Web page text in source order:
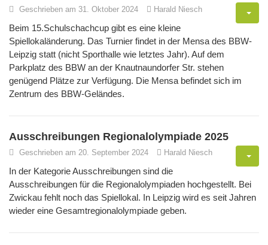
Geschrieben am 31. Oktober 2024 Harald Niesch
Beim 15.Schulschachcup gibt es eine kleine
Spiellokaländerung. Das Turnier findet in der Mensa des BBW-
Leipzig statt (nicht Sporthalle wie letztes Jahr). Auf dem
Parkplatz des BBW an der Knautnaundorfer Str. stehen
genügend Plätze zur Verfügung. Die Mensa befindet sich im
Zentrum des BBW-Geländes.
Ausschreibungen Regionalolympiade 2025
Geschrieben am 20. September 2024 Harald Niesch
In der Kategorie Ausschreibungen sind die
Ausschreibungen für die Regionalolympiaden hochgestellt. Bei
Zwickau fehlt noch das Spiellokal. In Leipzig wird es seit Jahren
wieder eine Gesamtregionalolympiade geben.